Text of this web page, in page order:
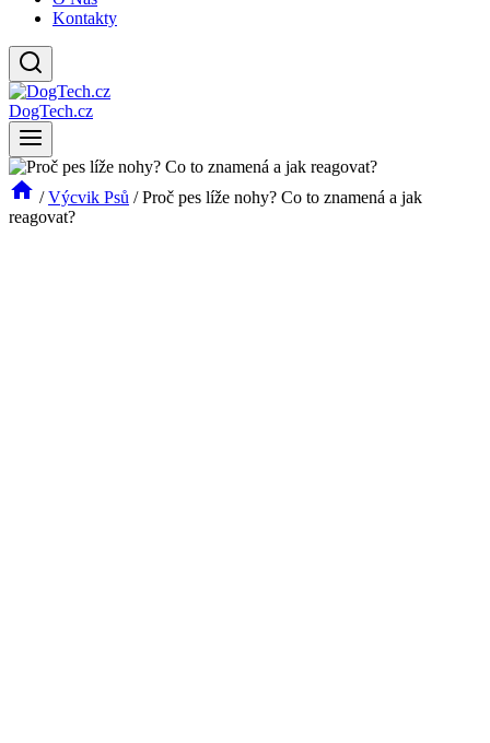
Kontakty
DogTech.cz
/ Výcvik Psů / Proč pes líže nohy? Co to znamená a jak
reagovat?